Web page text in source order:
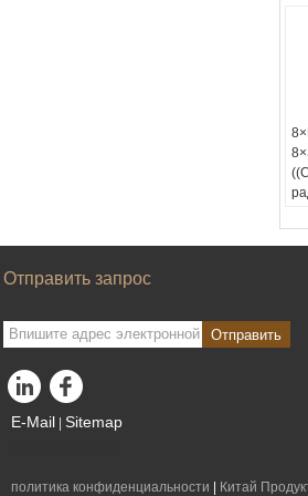
Отправить запрос
Отправить
E-Mail Sitemap
политика конфиденциальности Китай